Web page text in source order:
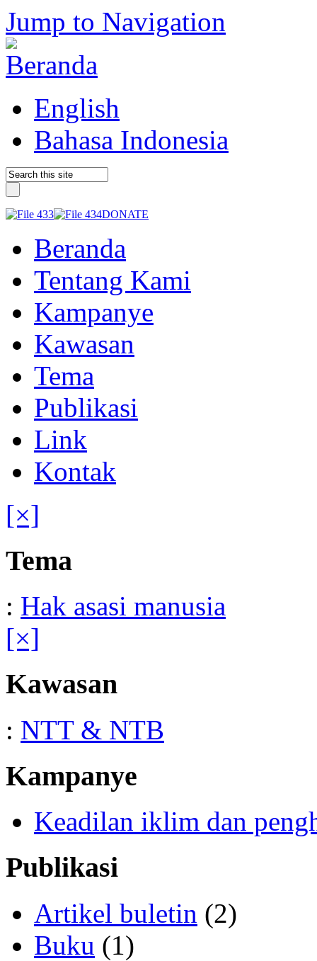
Jump to Navigation
English
Bahasa Indonesia
DONATE
Beranda
Tentang Kami
Kampanye
Kawasan
Tema
Publikasi
Link
Kontak
[×]
Tema
: Hak asasi manusia
[×]
Kawasan
: NTT & NTB
Kampanye
Keadilan iklim dan
Publikasi
Artikel buletin (2)
Buku (1)